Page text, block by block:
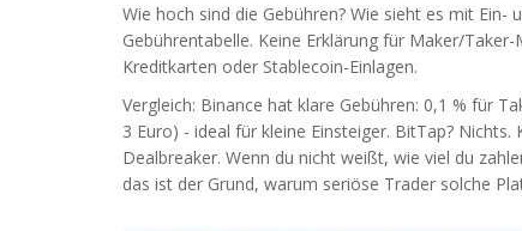
Wie hoch sind die Gebühren? Wie sieht es mit Ein-
Gebührentabelle. Keine Erklärung für Maker/
Kreditkarten oder Stablecoin-Einlagen.
Vergleich: Binance hat klare Gebühren: 0,1 % für
3 Euro) - ideal für kleine Einsteiger. BitTap?
Dealbreaker. Wenn du nicht weißt, wie viel du
das ist der Grund, warum seriöse Trader solche